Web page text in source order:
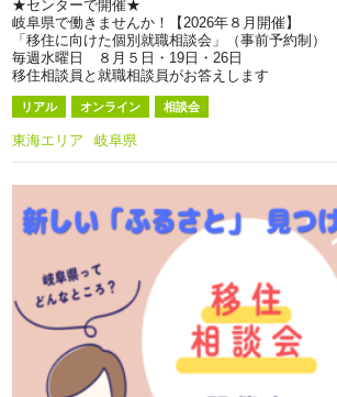
★センターで開催★
岐阜県で働きませんか！【2026年８月開催】
「移住に向けた個別就職相談会」（事前予約制）
毎週水曜日 ８月５日・19日・26日
移住相談員と就職相談員がお答えします
リアル オンライン 相談会
東海エリア 岐阜県